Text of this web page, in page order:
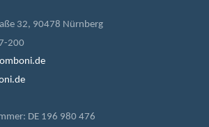
32, 90478 Nürnberg
200
DE 196 980 476